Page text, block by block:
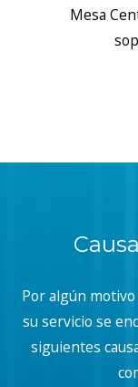
Mesa
Por algún
su servicio se
siguientes